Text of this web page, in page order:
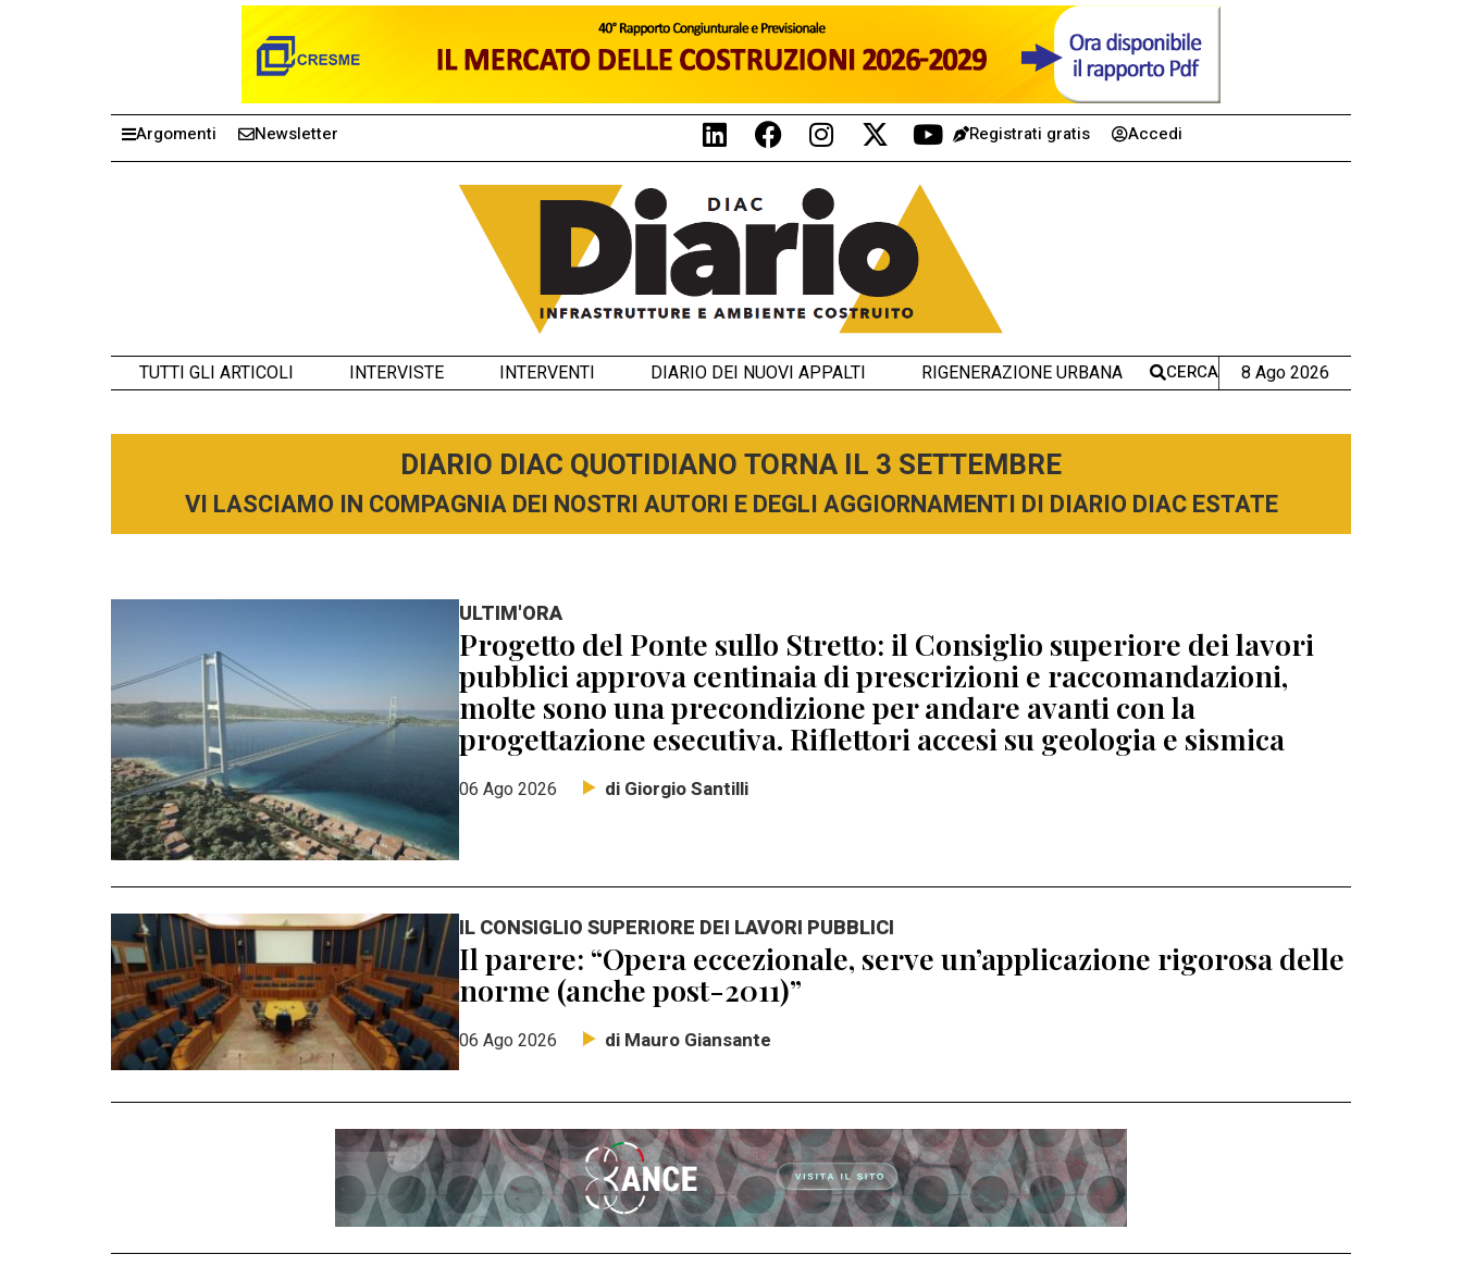
Argomenti Newsletter Registrati gratis Accedi
TUTTI GLI ARTICOLI INTERVISTE INTERVENTI DIARIO DEI NUOVI APPALTI RIGENERAZIONE URBANA CERCA 8 Ago 2026
DIARIO DIAC QUOTIDIANO TORNA IL 3 SETTEMBRE
VI LASCIAMO IN COMPAGNIA DEI NOSTRI AUTORI E DEGLI AGGIORNAMENTI DI DIARIO DIAC ESTATE
ULTIM'ORA
Progetto del Ponte sullo Stretto: il Consiglio superiore dei lavori
pubblici approva centinaia di prescrizioni e raccomandazioni,
molte sono una precondizione per andare avanti con la
progettazione esecutiva. Riflettori accesi su geologia e sismica
06 Ago 2026 di Giorgio Santilli
IL CONSIGLIO SUPERIORE DEI LAVORI PUBBLICI
Il parere: “Opera eccezionale, serve un’applicazione rigorosa delle
norme (anche post-2011)”
06 Ago 2026 di Mauro Giansante